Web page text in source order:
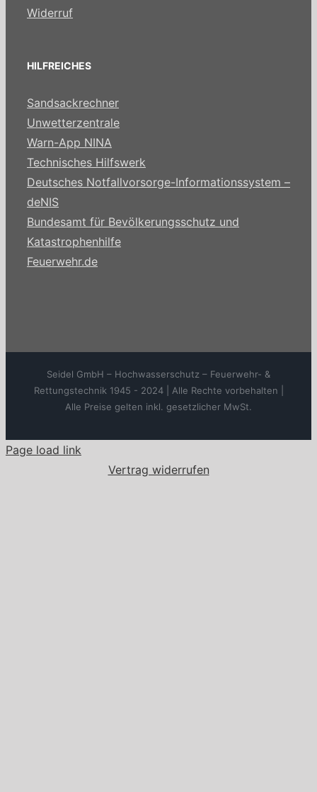
Widerruf
HILFREICHES
Sandsackrechner
Unwetterzentrale
Warn-App NINA
Technisches Hilfswerk
Deutsches Notfallvorsorge-Informationssystem –
deNIS
Bundesamt für Bevölkerungsschutz und
Katastrophenhilfe
Feuerwehr.de
Seidel GmbH – Hochwasserschutz – Feuerwehr- &
Rettungstechnik 1945 - 2024 | Alle Rechte vorbehalten |
Alle Preise gelten inkl. gesetzlicher MwSt.
Page load link
Vertrag widerrufen